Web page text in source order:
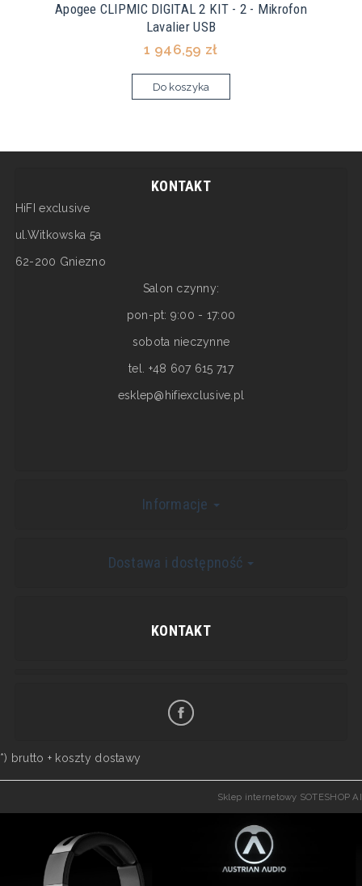
Apogee CLIPMIC DIGITAL 2 KIT - 2 - Mikrofon
Lavalier USB
1 946,59 zł
Do koszyka
KONTAKT
HiFI exclusive
ul.Witkowska 5a
62-200 Gniezno
Salon czynny:
pon-pt: 9:00 - 17:00
sobota nieczynne
tel. +48 607 615 717
esklep@hifiexclusive.pl
Informacje
Dostawa i dostępność
KONTAKT
*) brutto + koszty dostawy
Sklep internetowy SOTESHOP AI